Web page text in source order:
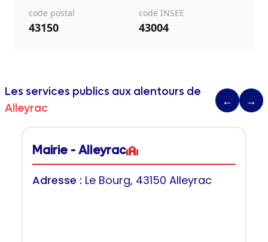
code postal
43150
code INSEE
43004
Les services publics aux alentours de
Alleyrac
← →
Mairie - Alleyrac
Adresse : Le Bourg, 43150 Alleyrac